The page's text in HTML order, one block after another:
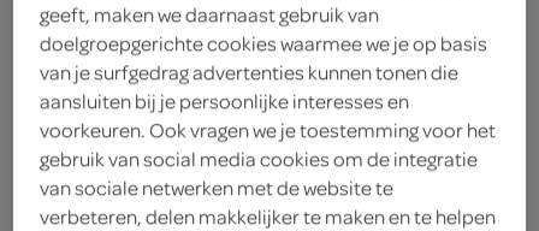
3 bananen
75 milliliter advocaat
1 theelepel vanille-essence
1 vanillestokje
geeft, maken we daarnaast gebruik van
doelgroepgerichte cookies waarmee we je op basis
van je surfgedrag advertenties kunnen tonen die
aansluiten bij je persoonlijke interesses en
voorkeuren. Ook vragen we je toestemming voor het
gebruik van social media cookies om de integratie
van sociale netwerken met de website te
verbeteren, delen makkelijker te maken en te helpen